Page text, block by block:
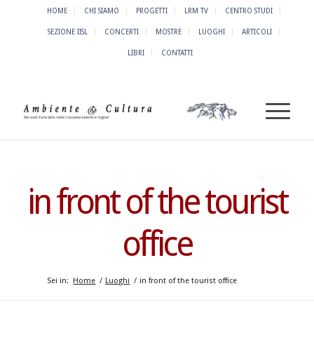
HOME CHI SIAMO PROGETTI LRM TV CENTRO STUDI
SEZIONE IISL CONCERTI MOSTRE LUOGHI ARTICOLI
LIBRI CONTATTI
in front of the tourist
office
Sei in: Home / Luoghi / in front of the tourist office